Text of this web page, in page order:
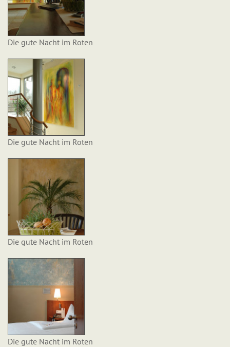
Die gute Nacht im Roten
Die gute Nacht im Roten
Die gute Nacht im Roten
Die gute Nacht im Roten